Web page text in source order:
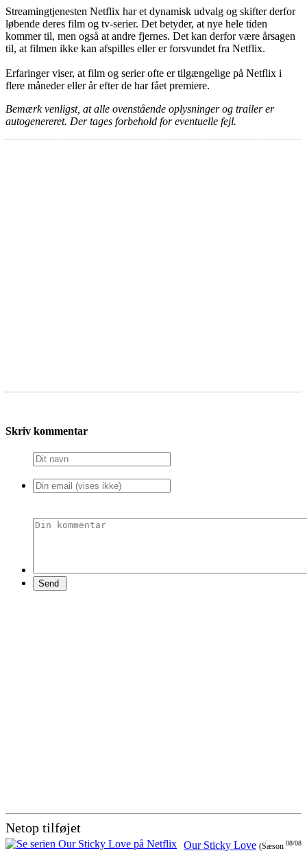
Streamingtjenesten Netflix har et dynamisk udvalg og skifter derfor
løbende deres film og tv-serier. Det betyder, at nye hele tiden
kommer til, men også at andre fjernes. Det kan derfor være årsagen
til, at filmen ikke kan afspilles eller er forsvundet fra Netflix.
Erfaringer viser, at film og serier ofte er tilgængelige på Netflix i
flere måneder eller år efter de har fået premiere.
Bemærk venligst, at alle ovenstående oplysninger og trailer er
autogenereret. Der tages forbehold for eventuelle fejl.
Skriv kommentar
Netop tilføjet
08/08
Our Sticky Love (Sæson